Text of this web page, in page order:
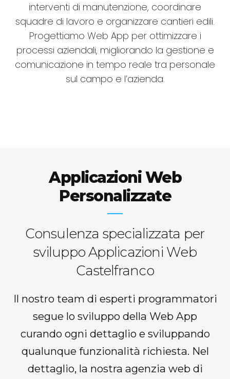
interventi di manutenzione, coordinare
squadre di lavoro e organizzare cantieri edili.
Progettiamo Web App per ottimizzare i
processi aziendali, migliorando la gestione e
comunicazione in tempo reale tra personale
sul campo e l’azienda.
Applicazioni Web
Personalizzate
Consulenza specializzata per
sviluppo Applicazioni Web
Castelfranco
Il nostro team di esperti programmatori
segue lo sviluppo della Web App
curando ogni dettaglio e sviluppando
qualunque funzionalità richiesta. Nel
dettaglio, la nostra agenzia web di